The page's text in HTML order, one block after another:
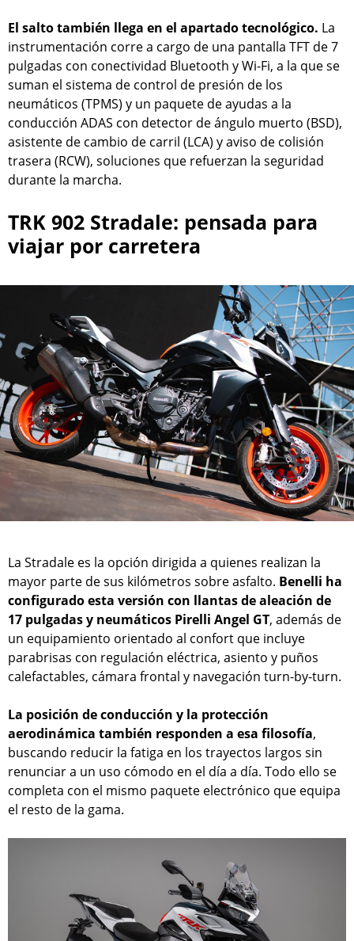
El salto también llega en el apartado tecnológico. La
instrumentación corre a cargo de una pantalla TFT de 7
pulgadas con conectividad Bluetooth y Wi-Fi, a la que se
suman el sistema de control de presión de los
neumáticos (TPMS) y un paquete de ayudas a la
conducción ADAS con detector de ángulo muerto (BSD),
asistente de cambio de carril (LCA) y aviso de colisión
trasera (RCW), soluciones que refuerzan la seguridad
durante la marcha.
TRK 902 Stradale: pensada para
viajar por carretera
La Stradale es la opción dirigida a quienes realizan la
mayor parte de sus kilómetros sobre asfalto. Benelli ha
configurado esta versión con llantas de aleación de
17 pulgadas y neumáticos Pirelli Angel GT, además de
un equipamiento orientado al confort que incluye
parabrisas con regulación eléctrica, asiento y puños
calefactables, cámara frontal y navegación turn-by-turn.
La posición de conducción y la protección
aerodinámica también responden a esa filosofía,
buscando reducir la fatiga en los trayectos largos sin
renunciar a un uso cómodo en el día a día. Todo ello se
completa con el mismo paquete electrónico que equipa
el resto de la gama.